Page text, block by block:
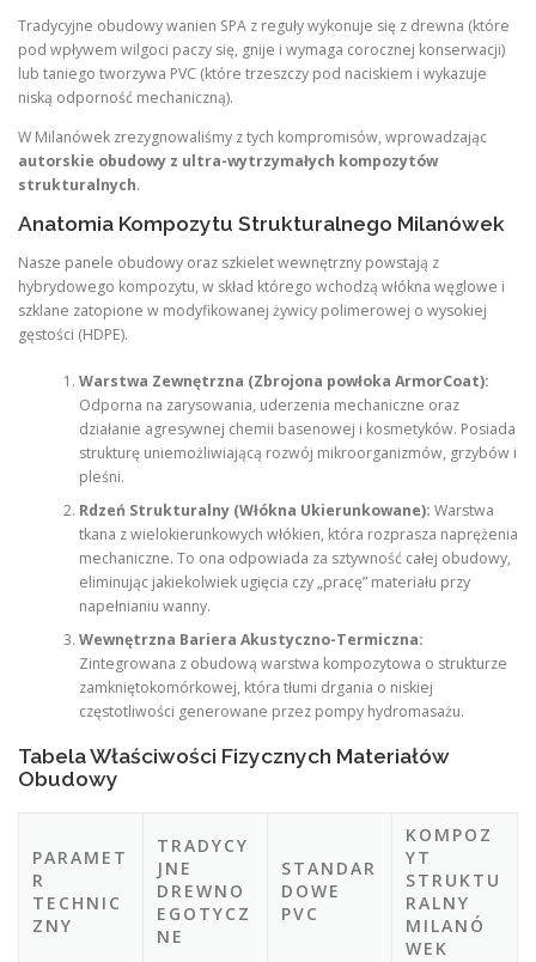
Tradycyjne obudowy wanien SPA z reguły wykonuje się z drewna (które
pod wpływem wilgoci paczy się, gnije i wymaga corocznej konserwacji)
lub taniego tworzywa PVC (które trzeszczy pod naciskiem i wykazuje
niską odporność mechaniczną).
W Milanówek zrezygnowaliśmy z tych kompromisów, wprowadzając
autorskie obudowy z ultra-wytrzymałych kompozytów
strukturalnych.
Anatomia Kompozytu Strukturalnego Milanówek
Nasze panele obudowy oraz szkielet wewnętrzny powstają z
hybrydowego kompozytu, w skład którego wchodzą włókna węglowe i
szklane zatopione w modyfikowanej żywicy polimerowej o wysokiej
gęstości (HDPE).
Warstwa Zewnętrzna (Zbrojona powłoka ArmorCoat):
Odporna na zarysowania, uderzenia mechaniczne oraz
działanie agresywnej chemii basenowej i kosmetyków. Posiada
strukturę uniemożliwiającą rozwój mikroorganizmów, grzybów i
pleśni.
Rdzeń Strukturalny (Włókna Ukierunkowane): Warstwa
tkana z wielokierunkowych włókien, która rozprasza naprężenia
mechaniczne. To ona odpowiada za sztywność całej obudowy,
eliminując jakiekolwiek ugięcia czy „pracę” materiału przy
napełnianiu wanny.
Wewnętrzna Bariera Akustyczno-Termiczna:
Zintegrowana z obudową warstwa kompozytowa o strukturze
zamkniętokomórkowej, która tłumi drgania o niskiej
częstotliwości generowane przez pompy hydromasażu.
Tabela Właściwości Fizycznych Materiałów
Obudowy
PARAMET
R
TECHNIC
ZNY
TRADYCY
JNE
DREWNO
EGOTYCZ
NE
STANDAR
DOWE
PVC
KOMPOZ
YT
STRUKTU
RALNY
MILANÓ
WEK